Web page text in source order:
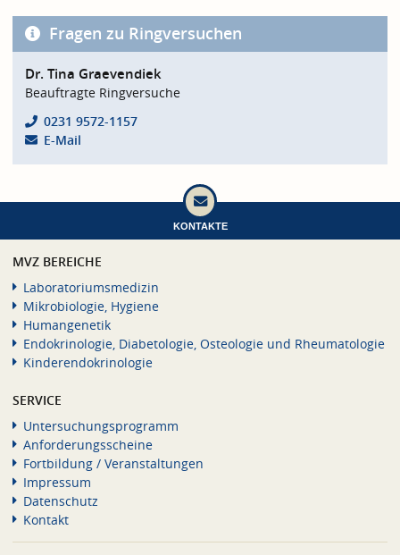
Fragen zu Ringversuchen
Dr. Tina Graevendiek
Beauftragte Ringversuche
0231 9572-1157
E-Mail
KONTAKTE
MVZ BEREICHE
Laboratoriumsmedizin
Mikrobiologie, Hygiene
Humangenetik
Endokrinologie, Diabetologie, Osteologie und Rheumatologie
Kinderendokrinologie
SERVICE
Untersuchungsprogramm
Anforderungsscheine
Fortbildung / Veranstaltungen
Impressum
Datenschutz
Kontakt